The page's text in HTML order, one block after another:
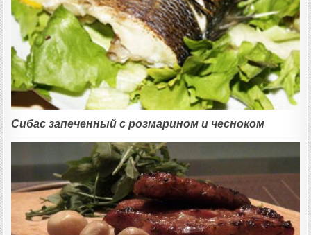
Сибас запеченный с розмарином и чесноком